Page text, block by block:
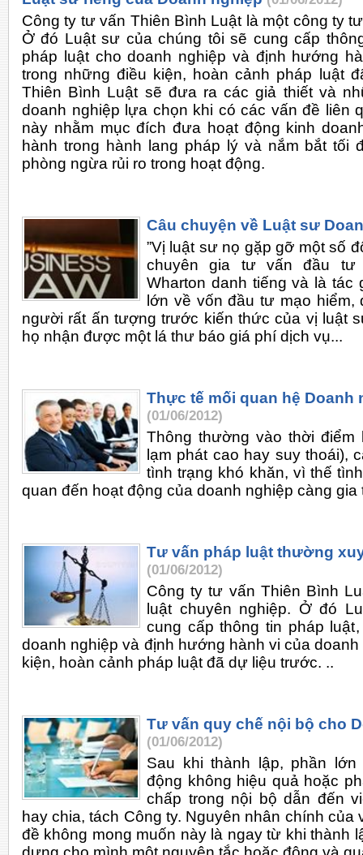
Công ty tư vấn Thiên Bình Luật là một công ty
Ở đó Luật sư của chúng tôi sẽ cung cấp
pháp luật cho doanh nghiệp và định hướng
trong những điều kiện, hoàn cảnh pháp luật
Thiên Bình Luật sẽ đưa ra các giả thiết và
doanh nghiệp lựa chọn khi có các vấn đề liên
này nhằm mục đích đưa hoạt động kinh
hành trong hành lang pháp lý và nắm bắt tối
phòng ngừa rủi ro trong hoạt động.
Câu chuyện về Luật sư
”Vị luật sư nọ gặp gỡ một số
chuyên gia tư vấn đầu tư
Wharton danh tiếng và là tác
lớn về vốn đầu tư mạo hiểm,
người rất ấn tượng trước kiến thức của vị luật
họ nhận được một lá thư báo giá phí dịch vụ...
Thực tế mối quan hệ Doanh
(01/06/2012)
Thông thường vào thời
lạm phát cao hay suy thoái),
tình trạng khó khăn, vì thế
quan đến hoạt động của doanh nghiệp càng gia
Tư vấn pháp luật thường
(01/06/2012)
Công ty tư vấn Thiên Bình
luật chuyên nghiệp. Ở đó
cung cấp thông tin pháp
doanh nghiệp và định hướng hành vi của
kiện, hoàn cảnh pháp luật đã dự liệu trước. ..
Tư vấn quy chế nội bộ cho
(01/06/2012)
Sau khi thành lập, phần
động không hiệu quả hoặc
chấp trong nội bộ dẫn đến
hay chia, tách Công ty. Nguyên nhân chính
đề không mong muốn này là ngay từ khi thành